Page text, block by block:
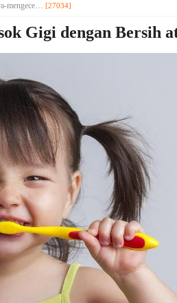
mengece… [27034]
Gigi dengan Bersih